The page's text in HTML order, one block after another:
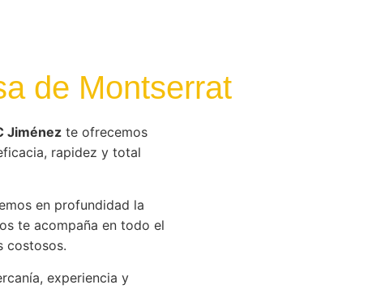
de Montserrat
Jiménez te ofrecemos
rapidez y total
en profundidad la
te acompaña en todo el
costosos.
experiencia y